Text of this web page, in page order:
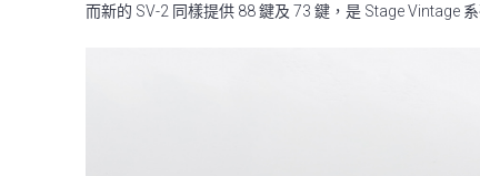
而新的 SV-2 同樣提供 88 鍵及 73 鍵，是 Stage Vintage